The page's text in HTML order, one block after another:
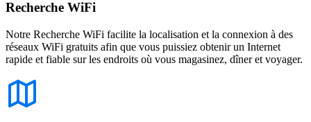
Recherche WiFi
Notre Recherche WiFi facilite la localisation et la connexion à des
réseaux WiFi gratuits afin que vous puissiez obtenir un Internet
rapide et fiable sur les endroits où vous magasinez, dîner et voyager.